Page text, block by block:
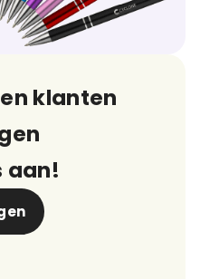
klanten
aan!